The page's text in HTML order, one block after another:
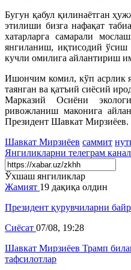
Бугун қабул қилинаётган
этилиши бизга нафақат
хатарларга самарали
янгиланиш, иқтисодий
кучли омилига айлантириш
Ишончим комил, кўп асрлик
таянган ва қатъий сиёсий
Марказий Осиёни
ривожланиш маконига
Президент Шавкат Мирзиёев.
Шавкат Мирзиёев саммит
Янгиликларни телеграм
Ўхшаш янгиликлар
Жамият 19 дақиқа олдин
Президент қурувчиларни
Сиёсат 07/08, 19:28
Шавкат Мирзиёев Трамп
тафсилотлар